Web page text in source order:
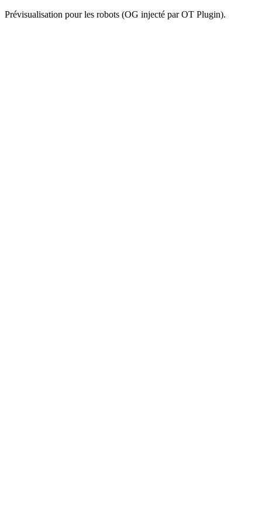
Prévisualisation pour les robots (OG injecté par OT Plugin).